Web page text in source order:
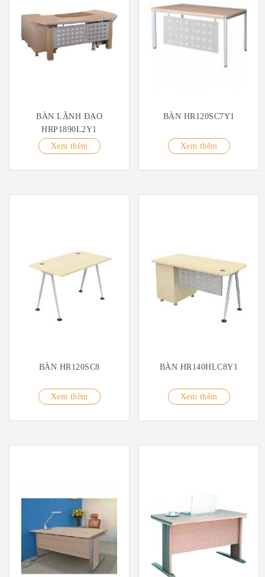
BÀN LÃNH ĐẠO
HRP1890L2Y1
Xem thêm
BÀN HR120SC7Y1
Xem thêm
BÀN HR120SC8
Xem thêm
BÀN HR140HLC8Y1
Xem thêm